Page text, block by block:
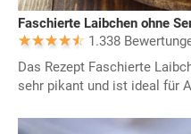
Faschierte Laibchen ohne
1.338
Das Rezept Faschierte
sehr pikant und ist ideal für